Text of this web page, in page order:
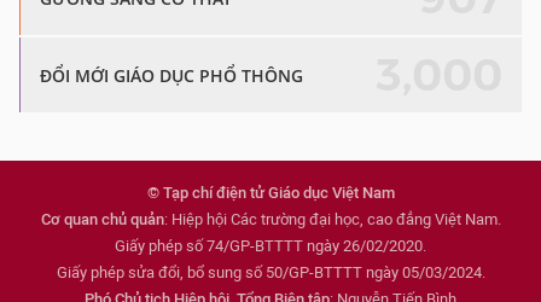
ĐỔI MỚI GIÁO DỤC PHỔ THÔNG
© Tạp chí điện tử Giáo dục Việt Nam
Cơ quan chủ quản: Hiệp hội Các trường đại học, cao đẳng Việt Nam.
Giấy phép số 74/GP-BTTTT ngày 26/02/2020.
Giấy phép sửa đổi, bổ sung số 50/GP-BTTTT ngày 05/03/2024.